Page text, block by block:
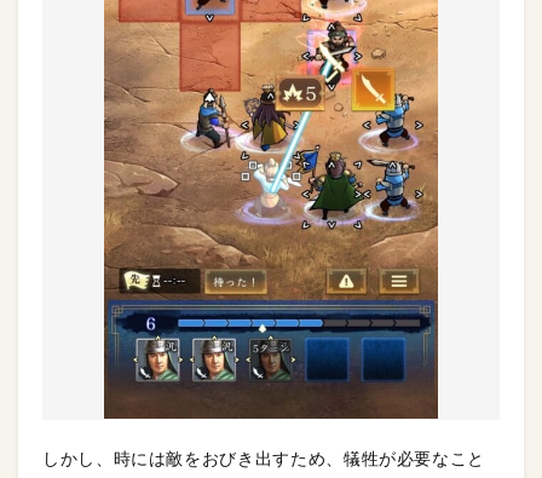
しかし、時には敵をおびき出すため、犠牲が必要なこと